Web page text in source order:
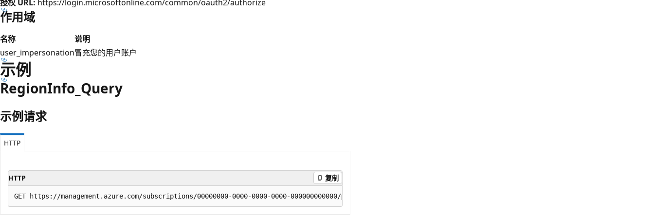
授权 URL: https://login.microsoftonline.com/common/oauth2/authorize
作用域
名称
说明
user_impersonation冒充您的用户账户
示例
RegionInfo_Query
示例请求
HTTP
HTTP 复制